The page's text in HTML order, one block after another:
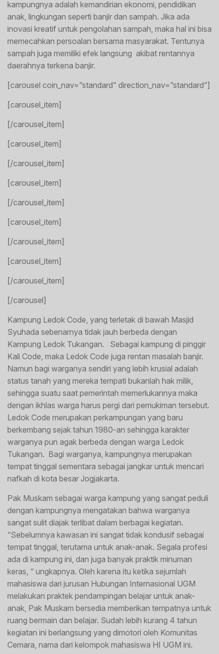
kampungnya adalah kemandirian ekonomi, pendidikan
anak, lingkungan seperti banjir dan sampah. Jika ada
inovasi kreatif untuk pengolahan sampah, maka hal ini bisa
memecahkan persoalan bersama masyarakat. Tentunya
sampah juga memiliki efek langsung akibat rentannya
daerahnya terkena banjir.
[carousel coin_nav=”standard” direction_nav=”standard”]
[carousel_item]
[/carousel_item]
[carousel_item]
[/carousel_item]
[carousel_item]
[/carousel_item]
[carousel_item]
[/carousel_item]
[carousel_item]
[/carousel_item]
[/carousel]
Kampung Ledok Code, yang terletak di bawah Masjid
Syuhada sebenarnya tidak jauh berbeda dengan
Kampung Ledok Tukangan. Sebagai kampung di pinggir
Kali Code, maka Ledok Code juga rentan masalah banjir.
Namun bagi warganya sendiri yang lebih krusial adalah
status tanah yang mereka tempati bukanlah hak milik,
sehingga suatu saat pemerintah memerlukannya maka
dengan ikhlas warga harus pergi dari pemukiman tersebut.
Ledok Code merupakan perkampungan yang baru
berkembang sejak tahun 1980-an sehingga karakter
warganya pun agak berbeda dengan warga Ledok
Tukangan. Bagi warganya, kampungnya merupakan
tempat tinggal sementara sebagai jangkar untuk mencari
nafkah di kota besar Jogjakarta.
Pak Muskam sebagai warga kampung yang sangat peduli
dengan kampungnya mengatakan bahwa warganya
sangat sulit diajak terlibat dalam berbagai kegiatan.
“Sebelumnya kawasan ini sangat tidak kondusif sebagai
tempat tinggal, terutama untuk anak-anak. Segala profesi
ada di kampung ini, dan juga banyak praktik minuman
keras, “ ungkapnya. Oleh karena itu ketika sejumlah
mahasiswa dari jurusan Hubungan Internasional UGM
melakukan praktek pendampingan belajar untuk anak-
anak, Pak Muskam bersedia memberikan tempatnya untuk
ruang bermain dan belajar. Sudah lebih kurang 4 tahun
kegiatan ini berlangsung yang dimotori oleh Komunitas
Cemara, nama dari kelompok mahasiswa HI UGM ini.